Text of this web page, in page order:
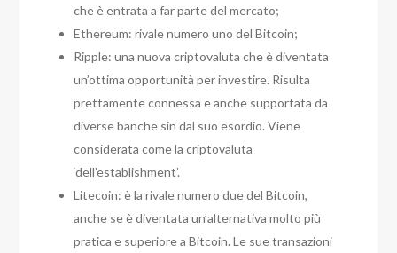
che è entrata a far parte del mercato;
Ethereum: rivale numero uno del Bitcoin;
Ripple: una nuova criptovaluta che è diventata
un’ottima opportunità per investire. Risulta
prettamente connessa e anche supportata da
diverse banche sin dal suo esordio. Viene
considerata come la criptovaluta
‘dell’establishment’.
Litecoin: è la rivale numero due del Bitcoin,
anche se è diventata un’alternativa molto più
pratica e superiore a Bitcoin. Le sue transazioni